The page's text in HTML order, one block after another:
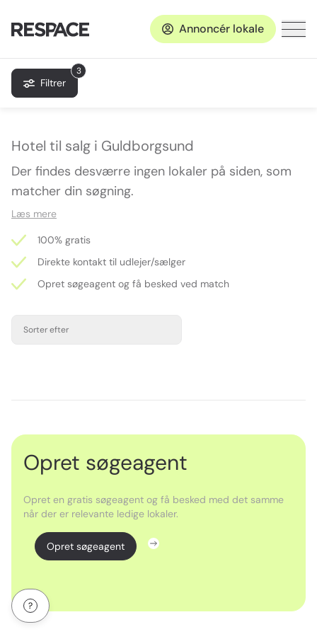
Annoncér lokale
3
Filtrer
Hotel til salg i Guldborgsund
Der findes desværre ingen lokaler på siden, som
matcher din søgning.
Læs mere
100% gratis
Direkte kontakt til udlejer/sælger
Opret søgeagent og få besked ved match
Sorter efter
Opret søgeagent
Opret en gratis søgeagent og få besked med det samme
når der er relevante ledige lokaler.
Opret søgeagent